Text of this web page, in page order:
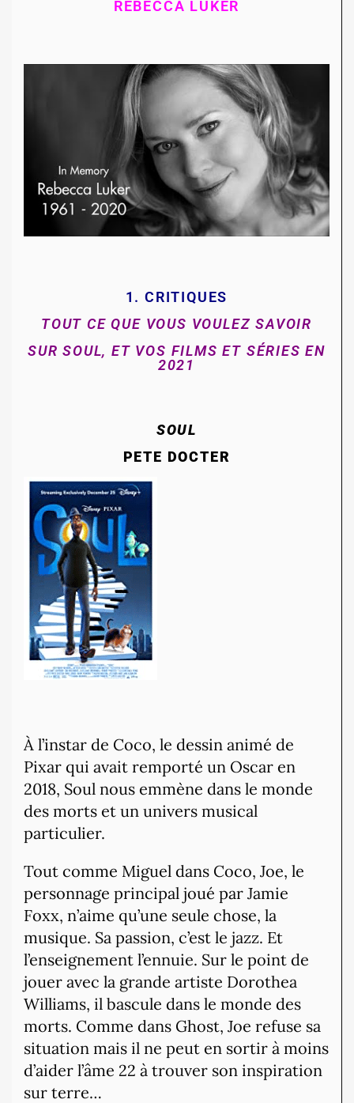
REBECCA LUKER
1. CRITIQUES
TOUT CE QUE VOUS VOULEZ SAVOIR
SUR SOUL, ET VOS FILMS ET SÉRIES EN
2021
SOUL
PETE DOCTER
À l’instar de Coco, le dessin animé de
Pixar qui avait remporté un Oscar en
2018, Soul nous emmène dans le monde
des morts et un univers musical
particulier.
Tout comme Miguel dans Coco, Joe, le
personnage principal joué par Jamie
Foxx, n’aime qu’une seule chose, la
musique. Sa passion, c’est le jazz. Et
l’enseignement l’ennuie. Sur le point de
jouer avec la grande artiste Dorothea
Williams, il bascule dans le monde des
morts. Comme dans Ghost, Joe refuse sa
situation mais il ne peut en sortir à moins
d’aider l’âme 22 à trouver son inspiration
sur terre…